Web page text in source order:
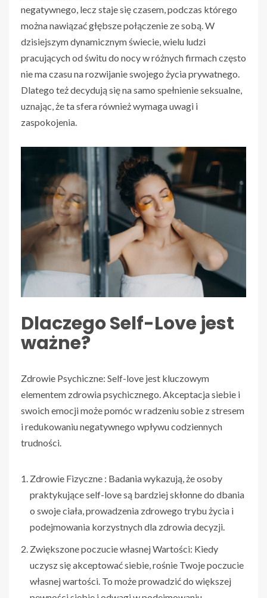
negatywnego, lecz staje się czasem, podczas którego
można nawiązać głębsze połączenie ze sobą. W
dzisiejszym dynamicznym świecie, wielu ludzi
pracujących od świtu do nocy w różnych firmach często
nie ma czasu na rozwijanie swojego życia prywatnego.
Dlatego też decydują się na samo spełnienie seksualne,
uznając, że ta sfera również wymaga uwagi i
zaspokojenia.
Dlaczego Self-Love jest
ważne?
Zdrowie Psychiczne: Self-love jest kluczowym
elementem zdrowia psychicznego. Akceptacja siebie i
swoich emocji może pomóc w radzeniu sobie z stresem
i redukowaniu negatywnego wpływu codziennych
trudności.
Zdrowie Fizyczne : Badania wykazują, że osoby
praktykujące self-love są bardziej skłonne do dbania
o swoje ciała, prowadzenia zdrowego trybu życia i
podejmowania korzystnych dla zdrowia decyzji.
Zwiększone poczucie własnej Wartości: Kiedy
uczysz się akceptować siebie, rośnie Twoje poczucie
własnej wartości. To może prowadzić do większej